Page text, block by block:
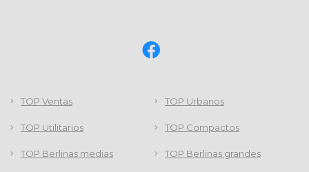
TOP Ventas TOP Urbanos
TOP Utilitarios TOP Compactos
TOP Berlinas medias TOP Berlinas grandes